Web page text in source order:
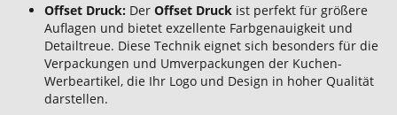
Offset Druck: Der Offset Druck ist perfekt für größere
Auflagen und bietet exzellente Farbgenauigkeit und
Detailtreue. Diese Technik eignet sich besonders für die
Verpackungen und Umverpackungen der Kuchen-
Werbeartikel, die Ihr Logo und Design in hoher Qualität
darstellen.